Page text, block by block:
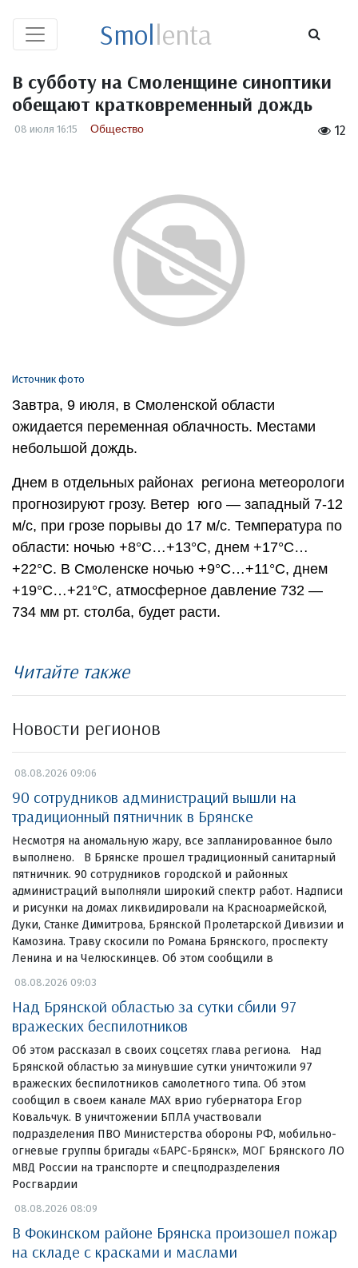
Smollenta
В субботу на Смоленщине синоптики
обещают кратковременный дождь
12
08 июля 16:15 Общество
Источник фото
Завтра, 9 июля, в Смоленской области
ожидается переменная облачность. Местами
небольшой дождь.
Днем в отдельных районах региона метеорологи
прогнозируют грозу. Ветер юго — западный 7-12
м/с, при грозе порывы до 17 м/с. Температура по
области: ночью +8°С…+13°С, днем +17°С…
+22°С. В Смоленске ночью +9°С…+11°С, днем
+19°С…+21°С, атмосферное давление 732 —
734 мм рт. столба, будет расти.
Читайте также
Новости регионов
08.08.2026 09:06
90 сотрудников администраций вышли на
традиционный пятничник в Брянске
Несмотря на аномальную жару, все запланированное было
выполнено. В Брянске прошел традиционный санитарный
пятничник. 90 сотрудников городской и районных
администраций выполняли широкий спектр работ. Надписи
и рисунки на домах ликвидировали на Красноармейской,
Дуки, Станке Димитрова, Брянской Пролетарской Дивизии и
Камозина. Траву скосили по Романа Брянского, проспекту
Ленина и на Челюскинцев. Об этом сообщили в
08.08.2026 09:03
Над Брянской областью за сутки сбили 97
вражеских беспилотников
Об этом рассказал в своих соцсетях глава региона. Над
Брянской областью за минувшие сутки уничтожили 97
вражеских беспилотников самолетного типа. Об этом
сообщил в своем канале МАХ врио губернатора Егор
Ковальчук. В уничтожении БПЛА участвовали
подразделения ПВО Министерства обороны РФ, мобильно-
огневые группы бригады «БАРС-Брянск», МОГ Брянского ЛО
МВД России на транспорте и спецподразделения
Росгвардии
08.08.2026 08:09
В Фокинском районе Брянска произошел пожар
на складе с красками и маслами